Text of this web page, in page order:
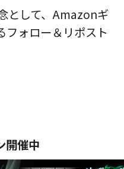
として、Amazonギ
フォロー＆リポスト
開催中